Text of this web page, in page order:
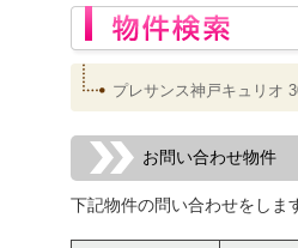
プレサンス神戸キュリオ
お問い合わせ物件
下記物件の問い合わせをしま